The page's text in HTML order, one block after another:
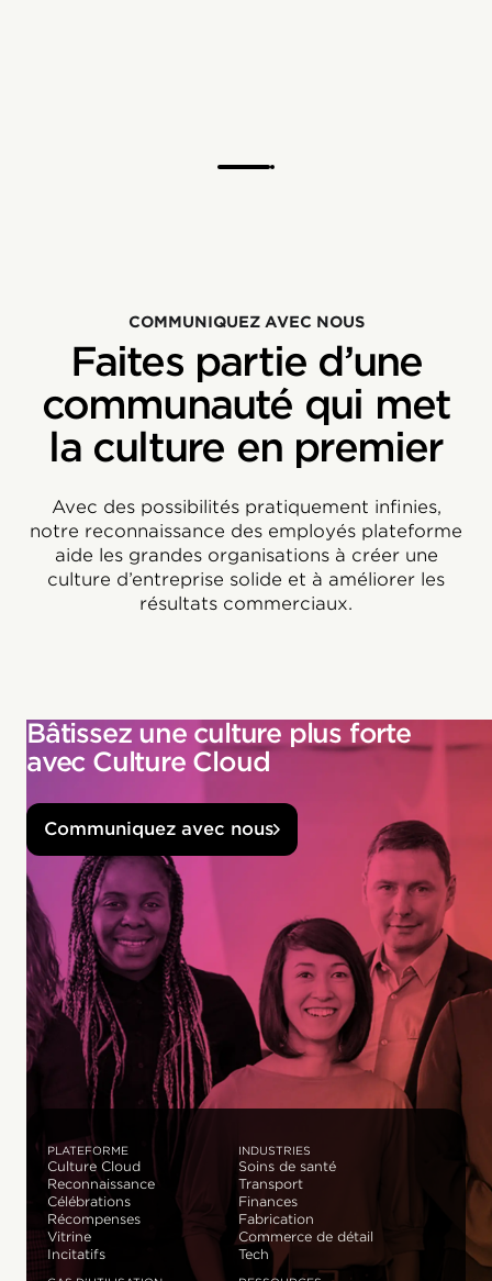
COMMUNIQUEZ AVEC NOUS
Faites partie d’une
communauté qui met
la culture en premier
Avec des possibilités pratiquement infinies,
notre reconnaissance des employés plateforme
aide les grandes organisations à créer une
culture d’entreprise solide et à améliorer les
résultats commerciaux.
Bâtissez une culture plus forte
avec Culture Cloud
Communiquez avec nous
PLATEFORME
Culture Cloud
Reconnaissance
Célébrations
Récompenses
Vitrine
Incitatifs
INDUSTRIES
Soins de santé
Transport
Finances
Fabrication
Commerce de détail
Tech